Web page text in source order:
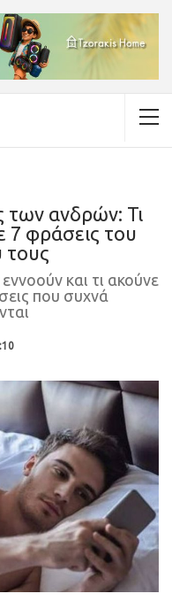
των ανδρών: Τι
7 φράσεις του
και τι ακούνε
που συχνά